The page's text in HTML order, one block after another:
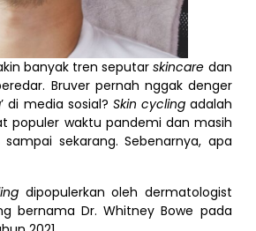
banyak tren seputarskincare dan
Bruver pernah nggak denger
’ di media sosial? Skin cyclingadalah
populer waktu pandemi dan masih
sekarang. Sebenarnya, apa
dipopulerkan oleh dermatologist
bernama Dr. Whitney Bowe pada